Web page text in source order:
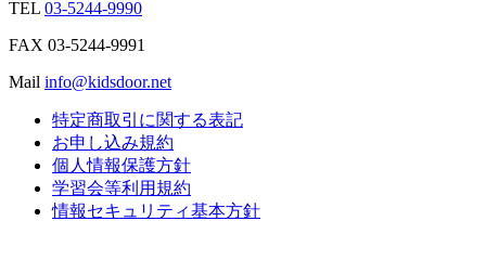
TEL 03-5244-9990
FAX 03-5244-9991
Mail info@kidsdoor.net
特定商取引に関する表記
お申し込み規約
個人情報保護方針
学習会等利用規約
情報セキュリティ基本方針